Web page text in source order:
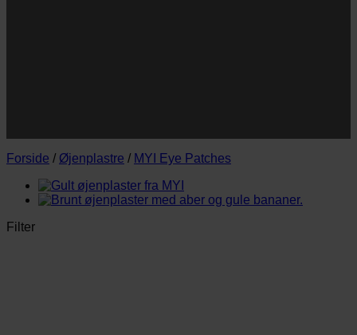
Forside / Øjenplastre / MYI Eye Patches
Filter